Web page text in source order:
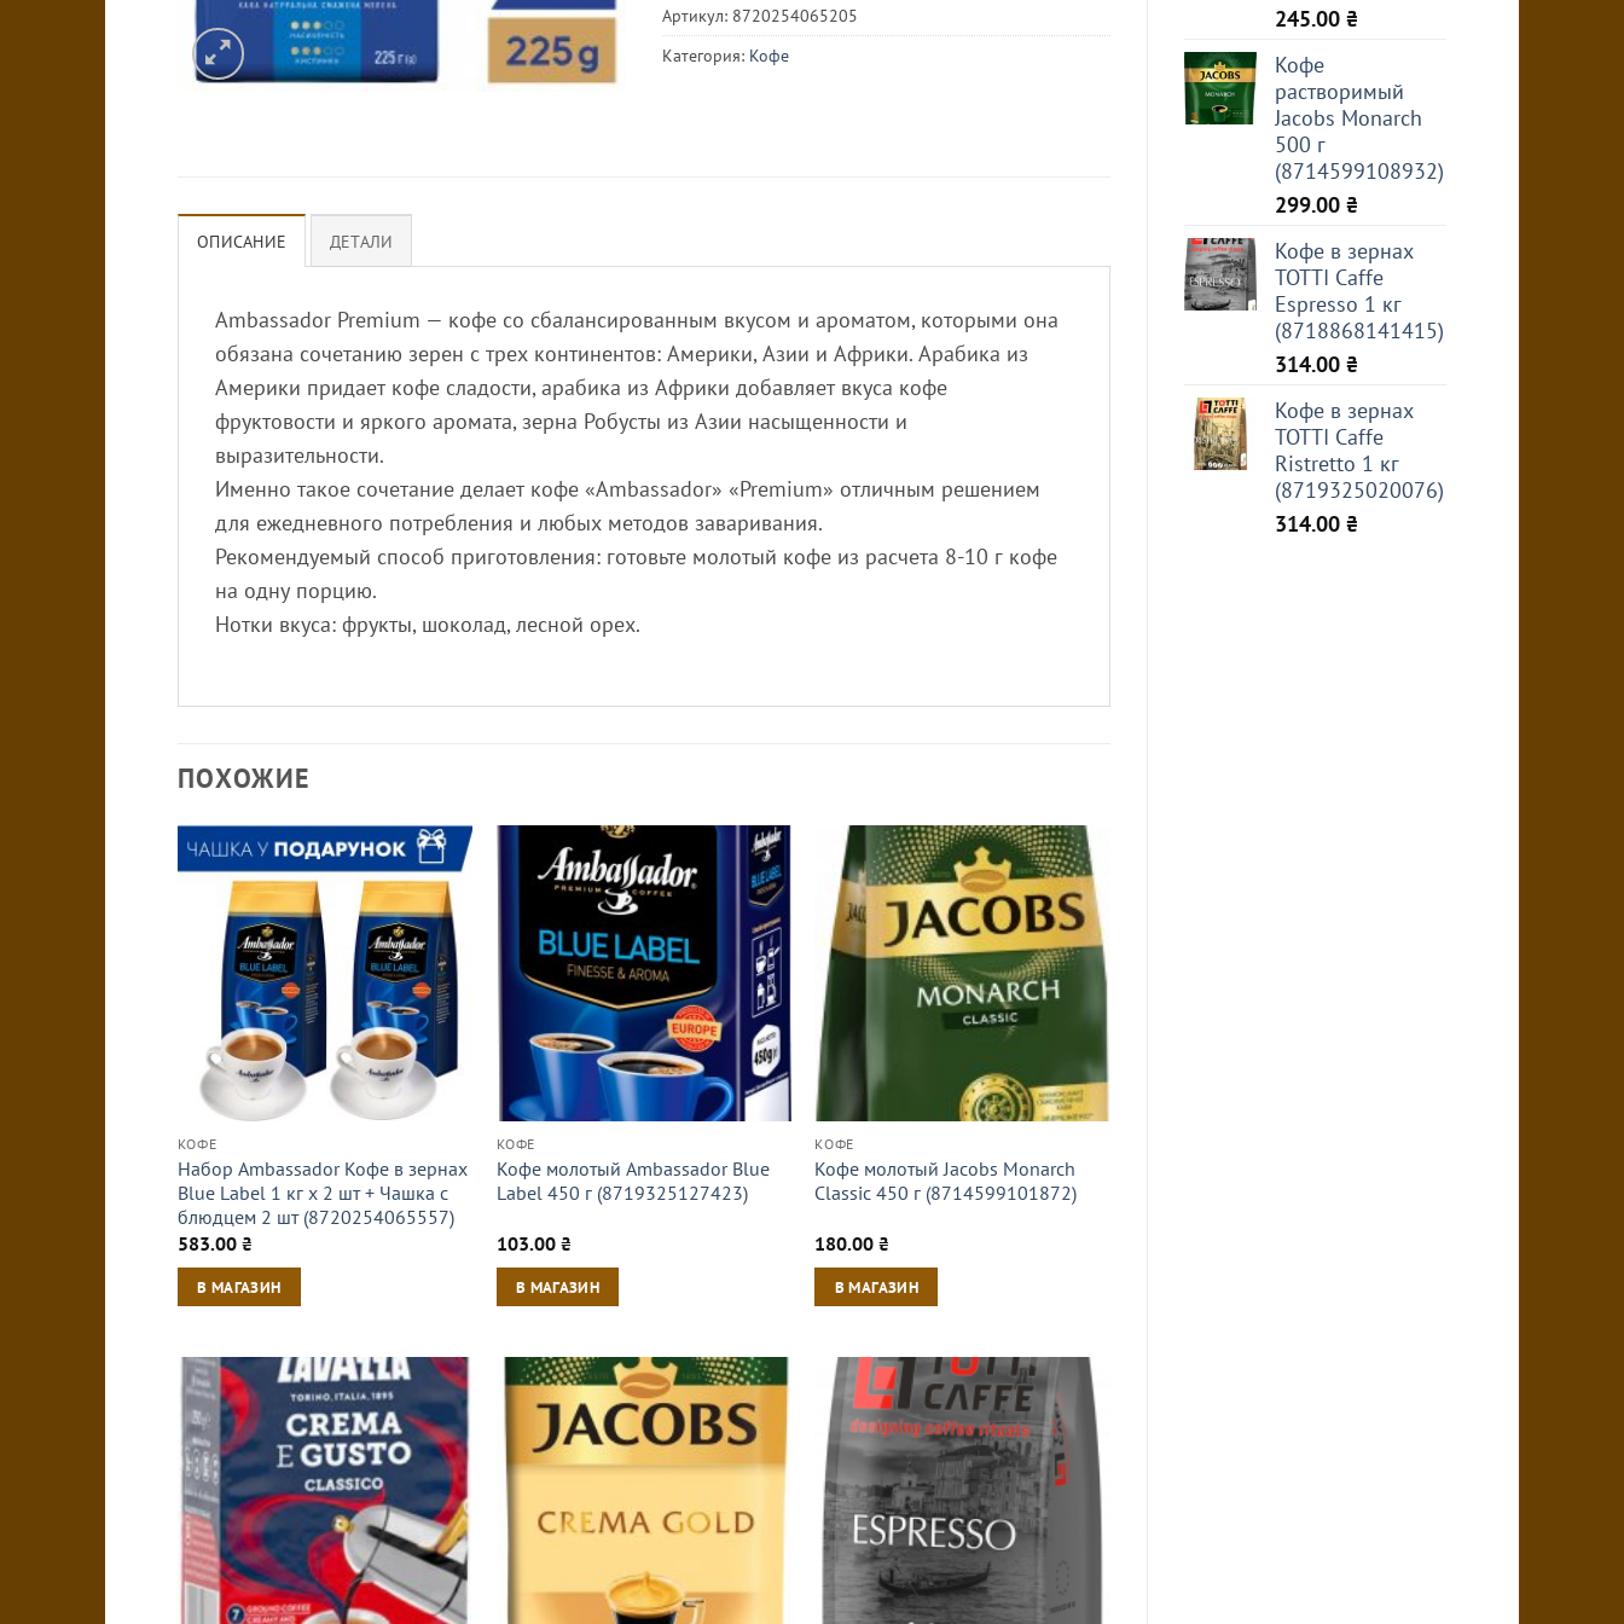
245.00 ₴
Кофе
растворимый
Jacobs Monarch
500 г
(8714599108932)
299.00 ₴
Кофе в зернах
TOTTI Caffe
Espresso 1 кг
(8718868141415)
314.00 ₴
Кофе в зернах
TOTTI Caffe
Ristretto 1 кг
(8719325020076)
314.00 ₴
Артикул: 8720254065205
Категория: Кофе
ОПИСАНИЕ ДЕТАЛИ
Ambassador Premium — кофе со сбалансированным вкусом и ароматом, которыми она
обязана сочетанию зерен с трех континентов: Америки, Азии и Африки. Арабика из
Америки придает кофе сладости, арабика из Африки добавляет вкуса кофе
фруктовости и яркого аромата, зерна Робусты из Азии насыщенности и
выразительности.
Именно такое сочетание делает кофе «Ambassador» «Premium» отличным решением
для ежедневного потребления и любых методов заваривания.
Рекомендуемый способ приготовления: готовьте молотый кофе из расчета 8-10 г кофе
на одну порцию.
Нотки вкуса: фрукты, шоколад, лесной орех.
ПОХОЖИЕ
КОФЕ
Набор Ambassador Кофе в зернах
Blue Label 1 кг х 2 шт + Чашка с
блюдцем 2 шт (8720254065557)
583.00 ₴
В МАГАЗИН
КОФЕ
Кофе молотый Ambassador Blue
Label 450 г (8719325127423)
103.00 ₴
В МАГАЗИН
КОФЕ
Кофе молотый Jacobs Monarch
Classic 450 г (8714599101872)
180.00₴
В МАГАЗИН